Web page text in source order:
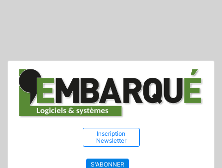
Inscription
Newsletter
S'ABONNER